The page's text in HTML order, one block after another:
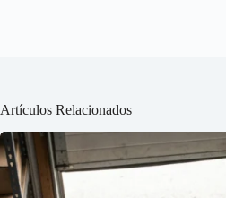
Artículos Relacionados